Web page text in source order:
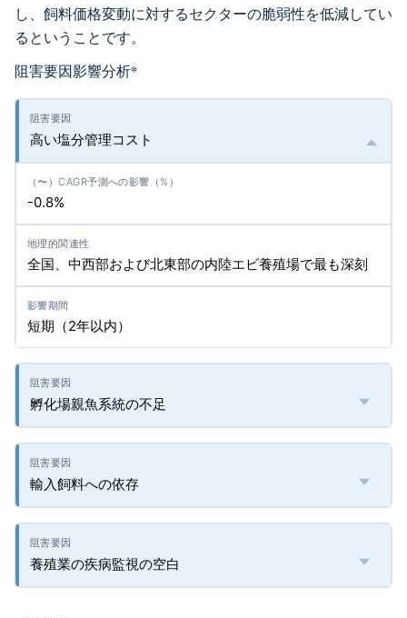
し、飼料価格変動に対するセクターの脆弱性を低減してい
るということです。
阻害要因影響分析*
高い塩分管理コスト
-0.8%
全国、中西部および北東部の内陸エビ養殖場で最も深刻
短期（2年以内）
孵化場親魚系統の不足
輸入飼料への依存
養殖業の疾病監視の空白